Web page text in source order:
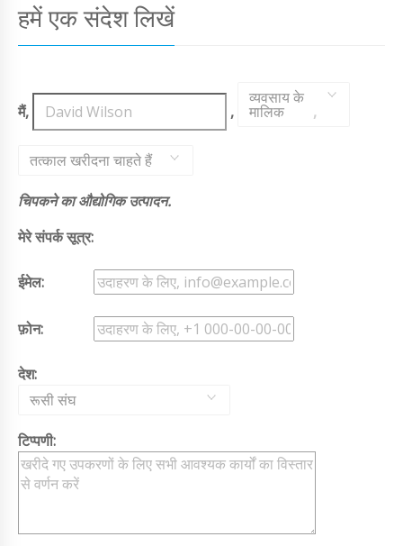
हमें एक संदेश लिखें
मैं, ,
व्यवसाय के
मालिक ,
तत्काल खरीदना चाहते हैं
चिपकने का औद्योगिक उत्पादन.
मेरे संपर्क सूत्र:
ईमेल:
फ़ोन:
देश:
रूसी संघ
टिप्पणी: